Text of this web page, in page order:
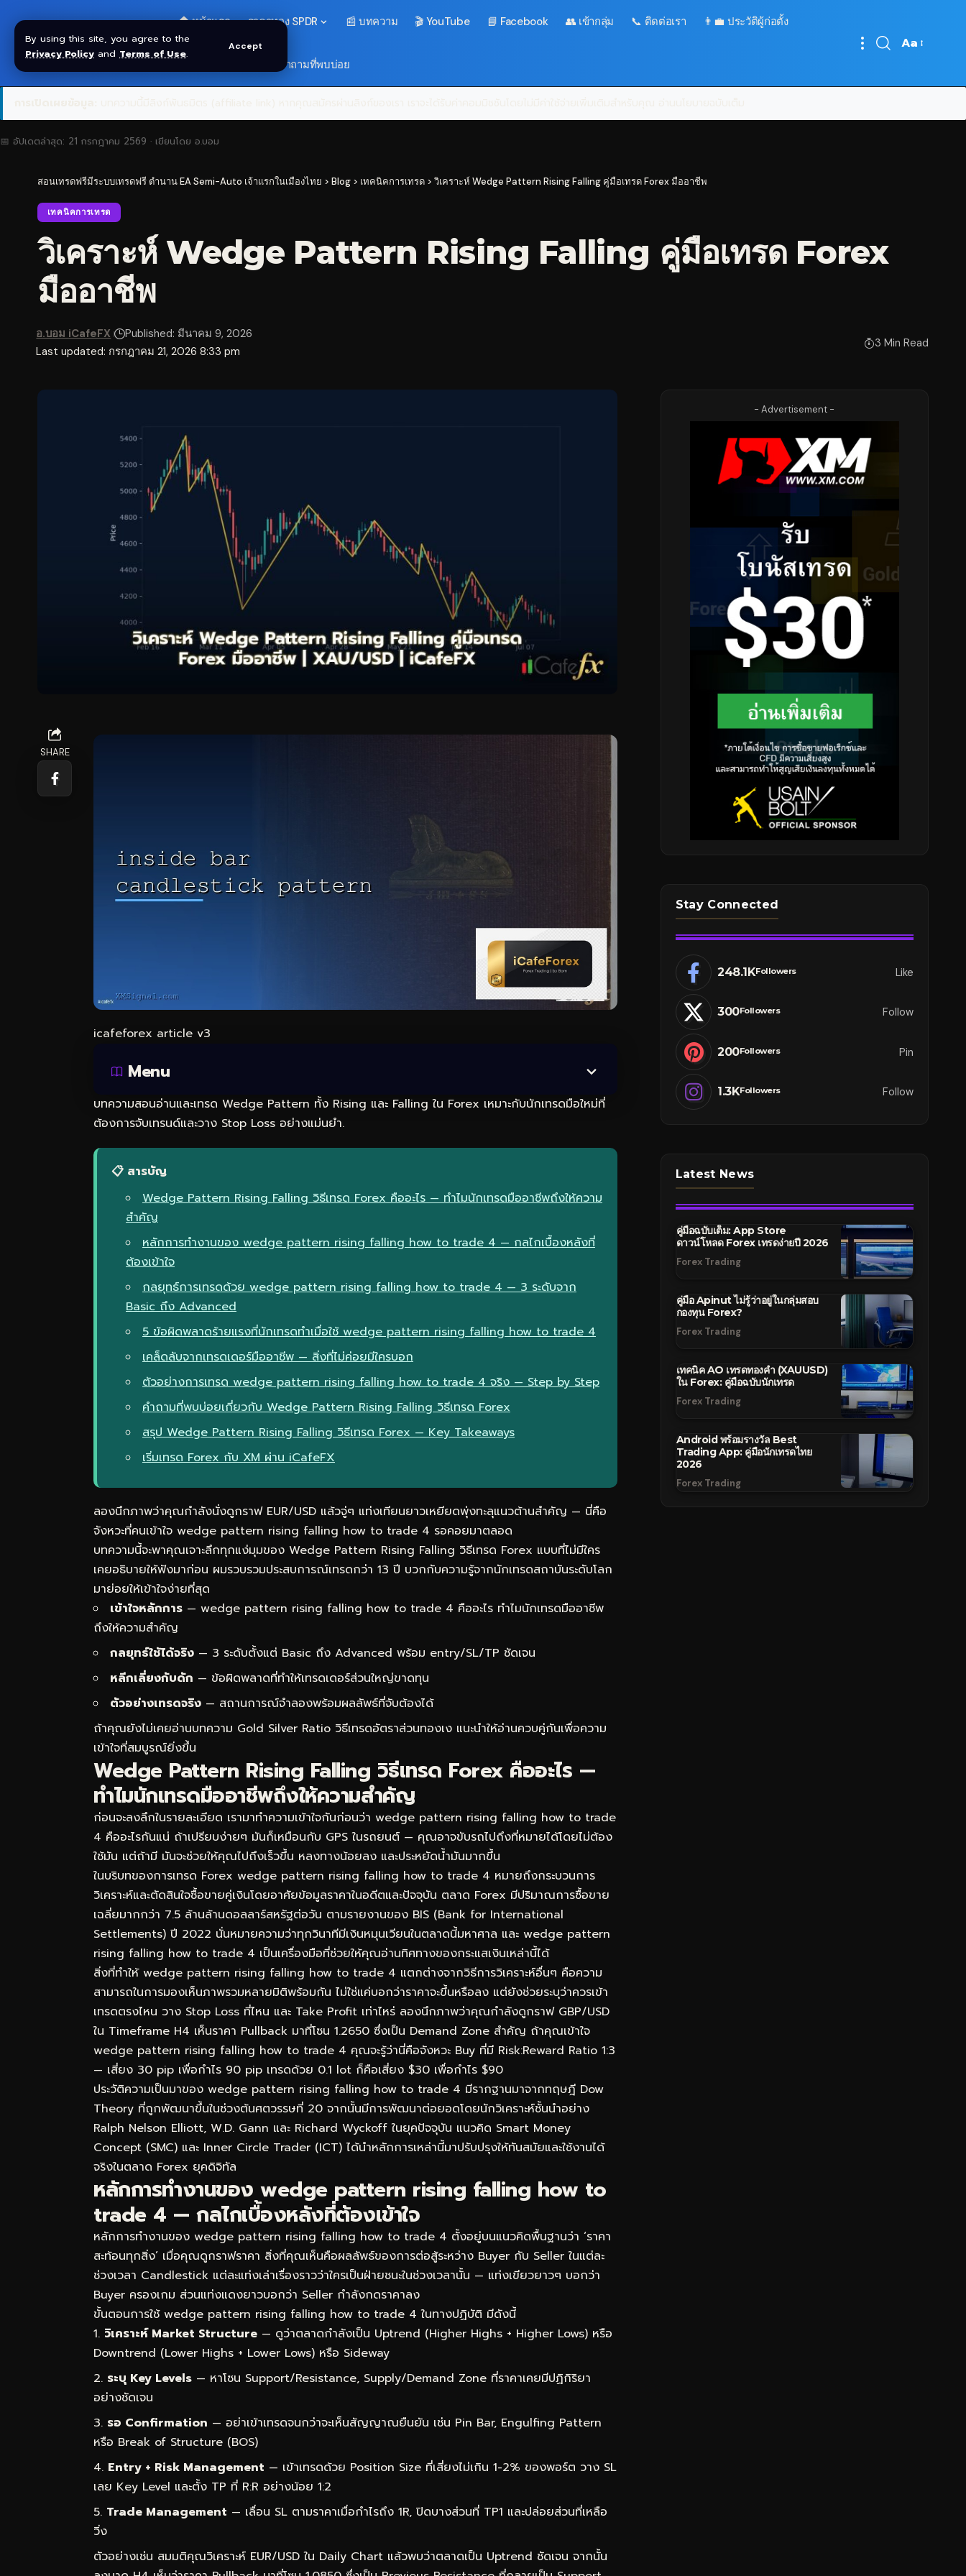
By using this site, you agree to the
Privacy Policy and Terms of Use.
Accept
🏠 หน้าแรก ราคาทอง SPDR 📰 บทความ 🎬 YouTube 📘 Facebook 👥 เข้ากลุ่ม 📞 ติดต่อเรา 👨‍💼 ประวัติผู้ก่อตั้ง
❓ คำถามที่พบบ่อย
Font
Aa
📅 อัปเดตล่าสุด: 21 กรกฎาคม 2569 · เขียนโดย อ.บอม
สอนเทรดฟรีมีระบบเทรดฟรี ตำนาน EA Semi-Auto เจ้าแรกในเมืองไทย > Blog > เทคนิคการเทรด > วิเคราะห์ Wedge Pattern Rising Falling คู่มือเทรด Forex มืออาชีพ
เทคนิคการเทรด
วิเคราะห์ Wedge Pattern Rising Falling คู่มือเทรด Forex
มืออาชีพ
Last updated: กรกฎาคม 21, 2026 8:33 pm
อ.บอม iCafeFX Published: มีนาคม 9, 2026
3 Min Read
SHARE
icafeforex article v3
Menu
บทความสอนอ่านและเทรด Wedge Pattern ทั้ง Rising และ Falling ใน Forex เหมาะกับนักเทรดมือใหม่ที่
ต้องการจับเทรนด์และวาง Stop Loss อย่างแม่นยำ.
📋 สารบัญ
Wedge Pattern Rising Falling วิธีเทรด Forex คืออะไร — ทำไมนักเทรดมืออาชีพถึงให้ความ
สำคัญ
หลักการทำงานของ wedge pattern rising falling how to trade 4 — กลไกเบื้องหลังที่
ต้องเข้าใจ
กลยุทธ์การเทรดด้วย wedge pattern rising falling how to trade 4 — 3 ระดับจาก
Basic ถึง Advanced
5 ข้อผิดพลาดร้ายแรงที่นักเทรดทำเมื่อใช้ wedge pattern rising falling how to trade 4
เคล็ดลับจากเทรดเดอร์มืออาชีพ — สิ่งที่ไม่ค่อยมีใครบอก
ตัวอย่างการเทรด wedge pattern rising falling how to trade 4 จริง — Step by Step
คำถามที่พบบ่อยเกี่ยวกับ Wedge Pattern Rising Falling วิธีเทรด Forex
สรุป Wedge Pattern Rising Falling วิธีเทรด Forex — Key Takeaways
เริ่มเทรด Forex กับ XM ผ่าน iCafeFX
ลองนึกภาพว่าคุณกำลังนั่งดูกราฟ EUR/USD แล้วจู่ๆ แท่งเทียนยาวเหยียดพุ่งทะลุแนวต้านสำคัญ — นี่คือ
จังหวะที่คนเข้าใจ wedge pattern rising falling how to trade 4 รอคอยมาตลอด
บทความนี้จะพาคุณเจาะลึกทุกแง่มุมของ Wedge Pattern Rising Falling วิธีเทรด Forex แบบที่ไม่มีใคร
เคยอธิบายให้ฟังมาก่อน ผมรวบรวมประสบการณ์เทรดกว่า 13 ปี บวกกับความรู้จากนักเทรดสถาบันระดับโลก
มาย่อยให้เข้าใจง่ายที่สุด
เข้าใจหลักการ — wedge pattern rising falling how to trade 4 คืออะไร ทำไมนักเทรดมืออาชีพ
ถึงให้ความสำคัญ
กลยุทธ์ใช้ได้จริง — 3 ระดับตั้งแต่ Basic ถึง Advanced พร้อม entry/SL/TP ชัดเจน
หลีกเลี่ยงกับดัก — ข้อผิดพลาดที่ทำให้เทรดเดอร์ส่วนใหญ่ขาดทุน
ตัวอย่างเทรดจริง — สถานการณ์จำลองพร้อมผลลัพธ์ที่จับต้องได้
ถ้าคุณยังไม่เคยอ่านบทความ Gold Silver Ratio วิธีเทรดอัตราส่วนทองเง แนะนำให้อ่านควบคู่กันเพื่อความ
เข้าใจที่สมบูรณ์ยิ่งขึ้น
Wedge Pattern Rising Falling วิธีเทรด Forex คืออะไร —
ทำไมนักเทรดมืออาชีพถึงให้ความสำคัญ
ก่อนจะลงลึกในรายละเอียด เรามาทำความเข้าใจกันก่อนว่า wedge pattern rising falling how to trade
4 คืออะไรกันแน่ ถ้าเปรียบง่ายๆ มันก็เหมือนกับ GPS ในรถยนต์ — คุณอาจขับรถไปถึงที่หมายได้โดยไม่ต้อง
ใช้มัน แต่ถ้ามี มันจะช่วยให้คุณไปถึงเร็วขึ้น หลงทางน้อยลง และประหยัดน้ำมันมากขึ้น
ในบริบทของการเทรด Forex wedge pattern rising falling how to trade 4 หมายถึงกระบวนการ
วิเคราะห์และตัดสินใจซื้อขายคู่เงินโดยอาศัยข้อมูลราคาในอดีตและปัจจุบัน ตลาด Forex มีปริมาณการซื้อขาย
เฉลี่ยมากกว่า 7.5 ล้านล้านดอลลาร์สหรัฐต่อวัน ตามรายงานของ BIS (Bank for International
Settlements) ปี 2022 นั่นหมายความว่าทุกวินาทีมีเงินหมุนเวียนในตลาดนี้มหาศาล และ wedge pattern
rising falling how to trade 4 เป็นเครื่องมือที่ช่วยให้คุณอ่านทิศทางของกระแสเงินเหล่านี้ได้
สิ่งที่ทำให้ wedge pattern rising falling how to trade 4 แตกต่างจากวิธีการวิเคราะห์อื่นๆ คือความ
สามารถในการมองเห็นภาพรวมหลายมิติพร้อมกัน ไม่ใช่แค่บอกว่าราคาจะขึ้นหรือลง แต่ยังช่วยระบุว่าควรเข้า
เทรดตรงไหน วาง Stop Loss ที่ไหน และ Take Profit เท่าไหร่ ลองนึกภาพว่าคุณกำลังดูกราฟ GBP/USD
ใน Timeframe H4 เห็นราคา Pullback มาที่โซน 1.2650 ซึ่งเป็น Demand Zone สำคัญ ถ้าคุณเข้าใจ
wedge pattern rising falling how to trade 4 คุณจะรู้ว่านี่คือจังหวะ Buy ที่มี Risk:Reward Ratio 1:3
— เสี่ยง 30 pip เพื่อกำไร 90 pip เทรดด้วย 0.1 lot ก็คือเสี่ยง $30 เพื่อกำไร $90
ประวัติความเป็นมาของ wedge pattern rising falling how to trade 4 มีรากฐานมาจากทฤษฎี Dow
Theory ที่ถูกพัฒนาขึ้นในช่วงต้นศตวรรษที่ 20 จากนั้นมีการพัฒนาต่อยอดโดยนักวิเคราะห์ชั้นนำอย่าง
Ralph Nelson Elliott, W.D. Gann และ Richard Wyckoff ในยุคปัจจุบัน แนวคิด Smart Money
Concept (SMC) และ Inner Circle Trader (ICT) ได้นำหลักการเหล่านี้มาปรับปรุงให้ทันสมัยและใช้งานได้
จริงในตลาด Forex ยุคดิจิทัล
หลักการทำงานของ wedge pattern rising falling how to
trade 4 — กลไกเบื้องหลังที่ต้องเข้าใจ
หลักการทำงานของ wedge pattern rising falling how to trade 4 ตั้งอยู่บนแนวคิดพื้นฐานว่า ‘ราคา
สะท้อนทุกสิ่ง’ เมื่อคุณดูกราฟราคา สิ่งที่คุณเห็นคือผลลัพธ์ของการต่อสู้ระหว่าง Buyer กับ Seller ในแต่ละ
ช่วงเวลา Candlestick แต่ละแท่งเล่าเรื่องราวว่าใครเป็นฝ่ายชนะในช่วงเวลานั้น — แท่งเขียวยาวๆ บอกว่า
Buyer ครองเกม ส่วนแท่งแดงยาวบอกว่า Seller กำลังกดราคาลง
ขั้นตอนการใช้ wedge pattern rising falling how to trade 4 ในทางปฏิบัติ มีดังนี้
วิเคราะห์ Market Structure — ดูว่าตลาดกำลังเป็น Uptrend (Higher Highs + Higher Lows) หรือ
Downtrend (Lower Highs + Lower Lows) หรือ Sideway
ระบุ Key Levels — หาโซน Support/Resistance, Supply/Demand Zone ที่ราคาเคยมีปฏิกิริยา
อย่างชัดเจน
รอ Confirmation — อย่าเข้าเทรดจนกว่าจะเห็นสัญญาณยืนยัน เช่น Pin Bar, Engulfing Pattern
หรือ Break of Structure (BOS)
Entry + Risk Management — เข้าเทรดด้วย Position Size ที่เสี่ยงไม่เกิน 1-2% ของพอร์ต วาง SL
เลย Key Level และตั้ง TP ที่ R:R อย่างน้อย 1:2
Trade Management — เลื่อน SL ตามราคาเมื่อกำไรถึง 1R, ปิดบางส่วนที่ TP1 และปล่อยส่วนที่เหลือ
วิ่ง
ตัวอย่างเช่น สมมติคุณวิเคราะห์ EUR/USD ใน Daily Chart แล้วพบว่าตลาดเป็น Uptrend ชัดเจน จากนั้น
- Advertisement -
Stay Connected
248.1KFollowers Like
300Followers Follow
200Followers Pin
1.3KFollowers Follow
Latest News
คู่มือฉบับเต็ม: App Store
ดาวน์โหลด Forex เทรดง่ายปี 2026
Forex Trading
คู่มือ Apinut ไม่รู้ว่าอยู่ในกลุ่มสอบ
กองทุน Forex?
Forex Trading
เทคนิค AO เทรดทองคำ (XAUUSD)
ใน Forex: คู่มือฉบับนักเทรด
Forex Trading
Android พร้อมรางวัล Best
Trading App: คู่มือนักเทรดไทย
2026
Forex Trading